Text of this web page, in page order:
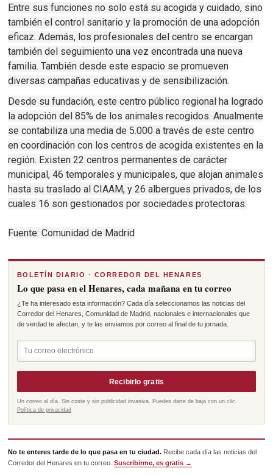
Entre sus funciones no solo está su acogida y cuidado, sino
también el control sanitario y la promoción de una adopción
eficaz. Además, los profesionales del centro se encargan
también del seguimiento una vez encontrada una nueva
familia. También desde este espacio se promueven
diversas campañas educativas y de sensibilización.
Desde su fundación, este centro público regional ha logrado
la adopción del 85% de los animales recogidos. Anualmente
se contabiliza una media de 5.000 a través de este centro
en coordinación con los centros de acogida existentes en la
región. Existen 22 centros permanentes de carácter
municipal, 46 temporales y municipales, que alojan animales
hasta su traslado al CIAAM, y 26 albergues privados, de los
cuales 16 son gestionados por sociedades protectoras.
Fuente: Comunidad de Madrid
BOLETÍN DIARIO · CORREDOR DEL HENARES
Lo que pasa en el Henares, cada mañana en tu correo
¿Te ha interesado esta información? Cada día seleccionamos las noticias del
Corredor del Henares, Comunidad de Madrid, nacionales e internacionales que
de verdad te afectan, y te las enviamos por correo al final de tu jornada.
Recibirlo gratis
Un correo al día. Sin coste y sin publicidad invasiva. Puedes darte de baja con un clic.
Política de privacidad
No te enteres tarde de lo que pasa en tu ciudad. Recibe cada día las noticias del
Corredor del Henares en tu correo.Suscribirme, es gratis →